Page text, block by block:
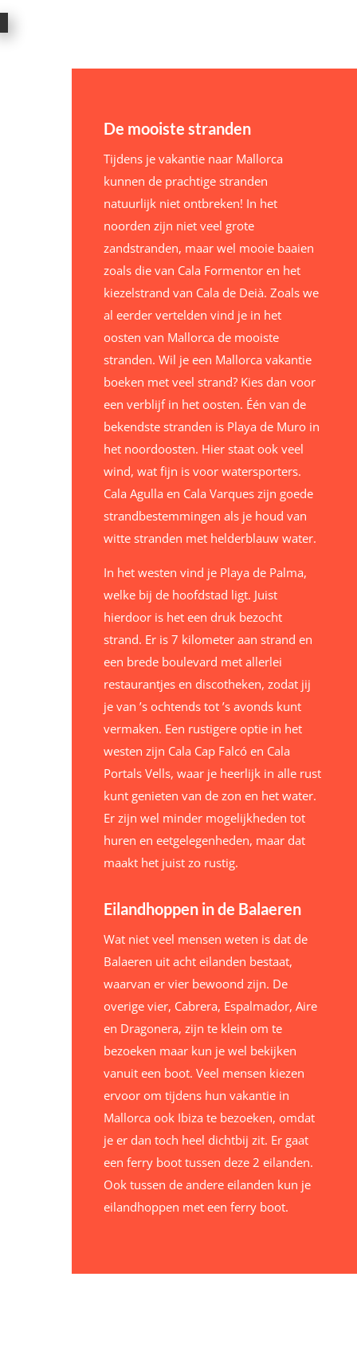
De mooiste stranden
Tijdens je vakantie naar Mallorca
kunnen de prachtige stranden
natuurlijk niet ontbreken! In het
noorden zijn niet veel grote
zandstranden, maar wel mooie baaien
zoals die van Cala Formentor en het
kiezelstrand van Cala de Deià. Zoals we
al eerder vertelden vind je in het
oosten van Mallorca de mooiste
stranden. Wil je een Mallorca vakantie
boeken met veel strand? Kies dan voor
een verblijf in het oosten. Één van de
bekendste stranden is Playa de Muro in
het noordoosten. Hier staat ook veel
wind, wat fijn is voor watersporters.
Cala Agulla en Cala Varques zijn goede
strandbestemmingen als je houd van
witte stranden met helderblauw water.
In het westen vind je Playa de Palma,
welke bij de hoofdstad ligt. Juist
hierdoor is het een druk bezocht
strand. Er is 7 kilometer aan strand en
een brede boulevard met allerlei
restaurantjes en discotheken, zodat jij
je van ’s ochtends tot ’s avonds kunt
vermaken. Een rustigere optie in het
westen zijn Cala Cap Falcó en Cala
Portals Vells, waar je heerlijk in alle rust
kunt genieten van de zon en het water.
Er zijn wel minder mogelijkheden tot
huren en eetgelegenheden, maar dat
maakt het juist zo rustig.
Eilandhoppen in de Balaeren
Wat niet veel mensen weten is dat de
Balaeren uit acht eilanden bestaat,
waarvan er vier bewoond zijn. De
overige vier, Cabrera, Espalmador, Aire
en Dragonera, zijn te klein om te
bezoeken maar kun je wel bekijken
vanuit een boot. Veel mensen kiezen
ervoor om tijdens hun vakantie in
Mallorca ook Ibiza te bezoeken, omdat
je er dan toch heel dichtbij zit. Er gaat
een ferry boot tussen deze 2 eilanden.
Ook tussen de andere eilanden kun je
eilandhoppen met een ferry boot.